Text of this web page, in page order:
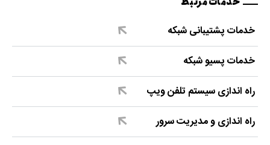
خدمات پشتیبانی شبکه
خدمات پسیو شبکه
راه اندازی سیستم تلفن ویپ
راه اندازی و مدیریت سرور